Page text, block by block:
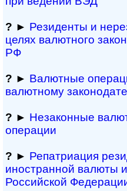
? ► Резиденты и
целях валютного
РФ
? ► Валютные
валютному
? ► Незаконные
операции
? ► Репатриация
иностранной ва­лю­ты
Рос­сий­ской